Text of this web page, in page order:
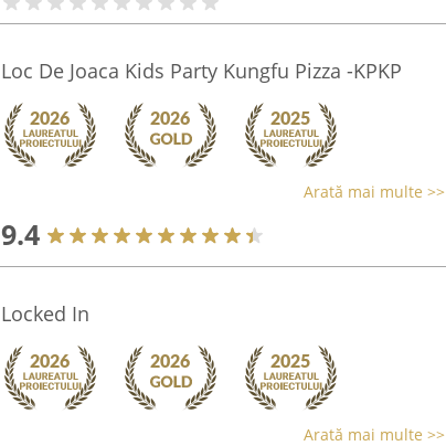
Loc De Joaca Kids Party Kungfu Pizza -KPKP
Arată mai multe >>
9.4
Locked In
Arată mai multe >>